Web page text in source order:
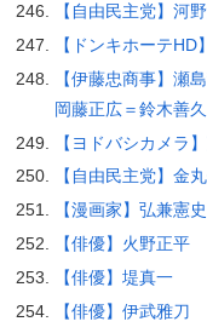
【自由民主党】河
【ドンキホーテHD
【伊藤忠商事】瀬
岡藤正広＝鈴木善久
【ヨドバシカメラ
【自由民主党】金
【漫画家】弘兼憲
【俳優】火野正平
【俳優】堤真一
【俳優】伊武雅刀